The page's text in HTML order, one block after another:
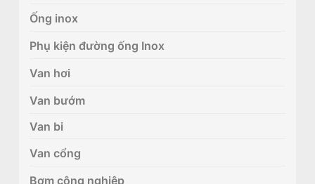
Ống inox
Phụ kiện đường ống Inox
Van hơi
Van bướm
Van bi
Van cổng
Bơm công nghiệp